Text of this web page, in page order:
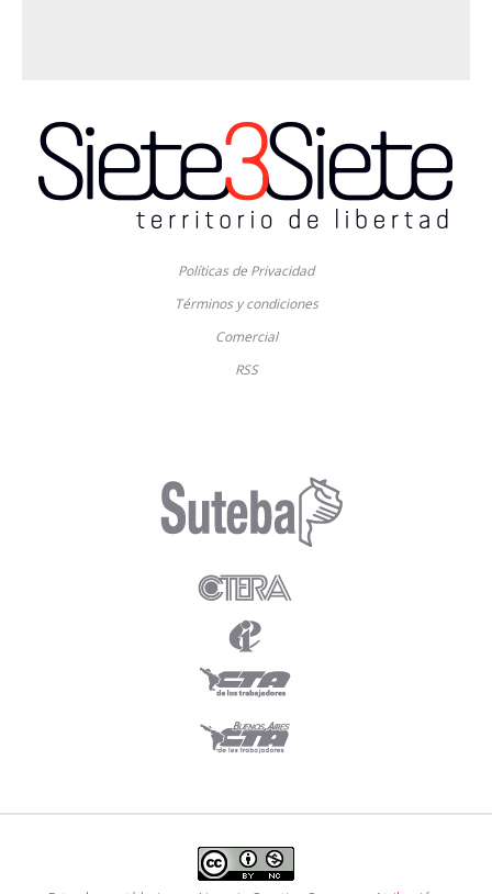
Políticas de Privacidad
Términos y condiciones
Comercial
RSS